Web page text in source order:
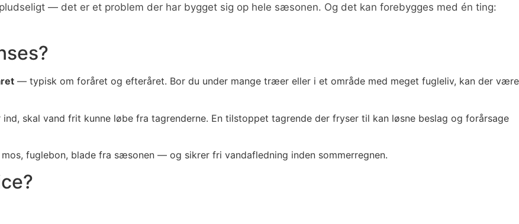
— det er et problem der har bygget sig op hele sæsonen. Og det kan forebygges med én ting:
— typisk om foråret og efteråret. Bor du under mange træer eller i et område med meget fugleliv, kan der være
skal vand frit kunne løbe fra tagrenderne. En tilstoppet tagrende der fryser til kan løsne beslag og forårsage
fuglebon, blade fra sæsonen — og sikrer fri vandafledning inden sommerregnen.